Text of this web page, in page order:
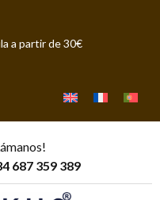
a partir de 30€
687 359 389